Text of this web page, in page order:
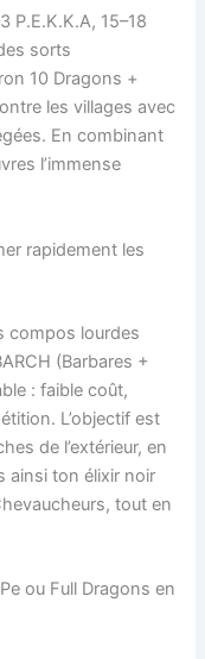
P.E.K.K.A, 15–18
sorts
10 Dragons +
les villages avec
En combinant
l’immense
rapidement les
compos lourdes
(Barbares +
: faible coût,
L’objectif est
de l’extérieur, en
ainsi ton élixir noir
tout en
ou Full Dragons en